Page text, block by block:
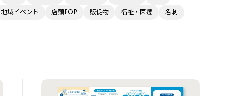
地域イベント 店頭POP 販促物 福祉・医療 名刺